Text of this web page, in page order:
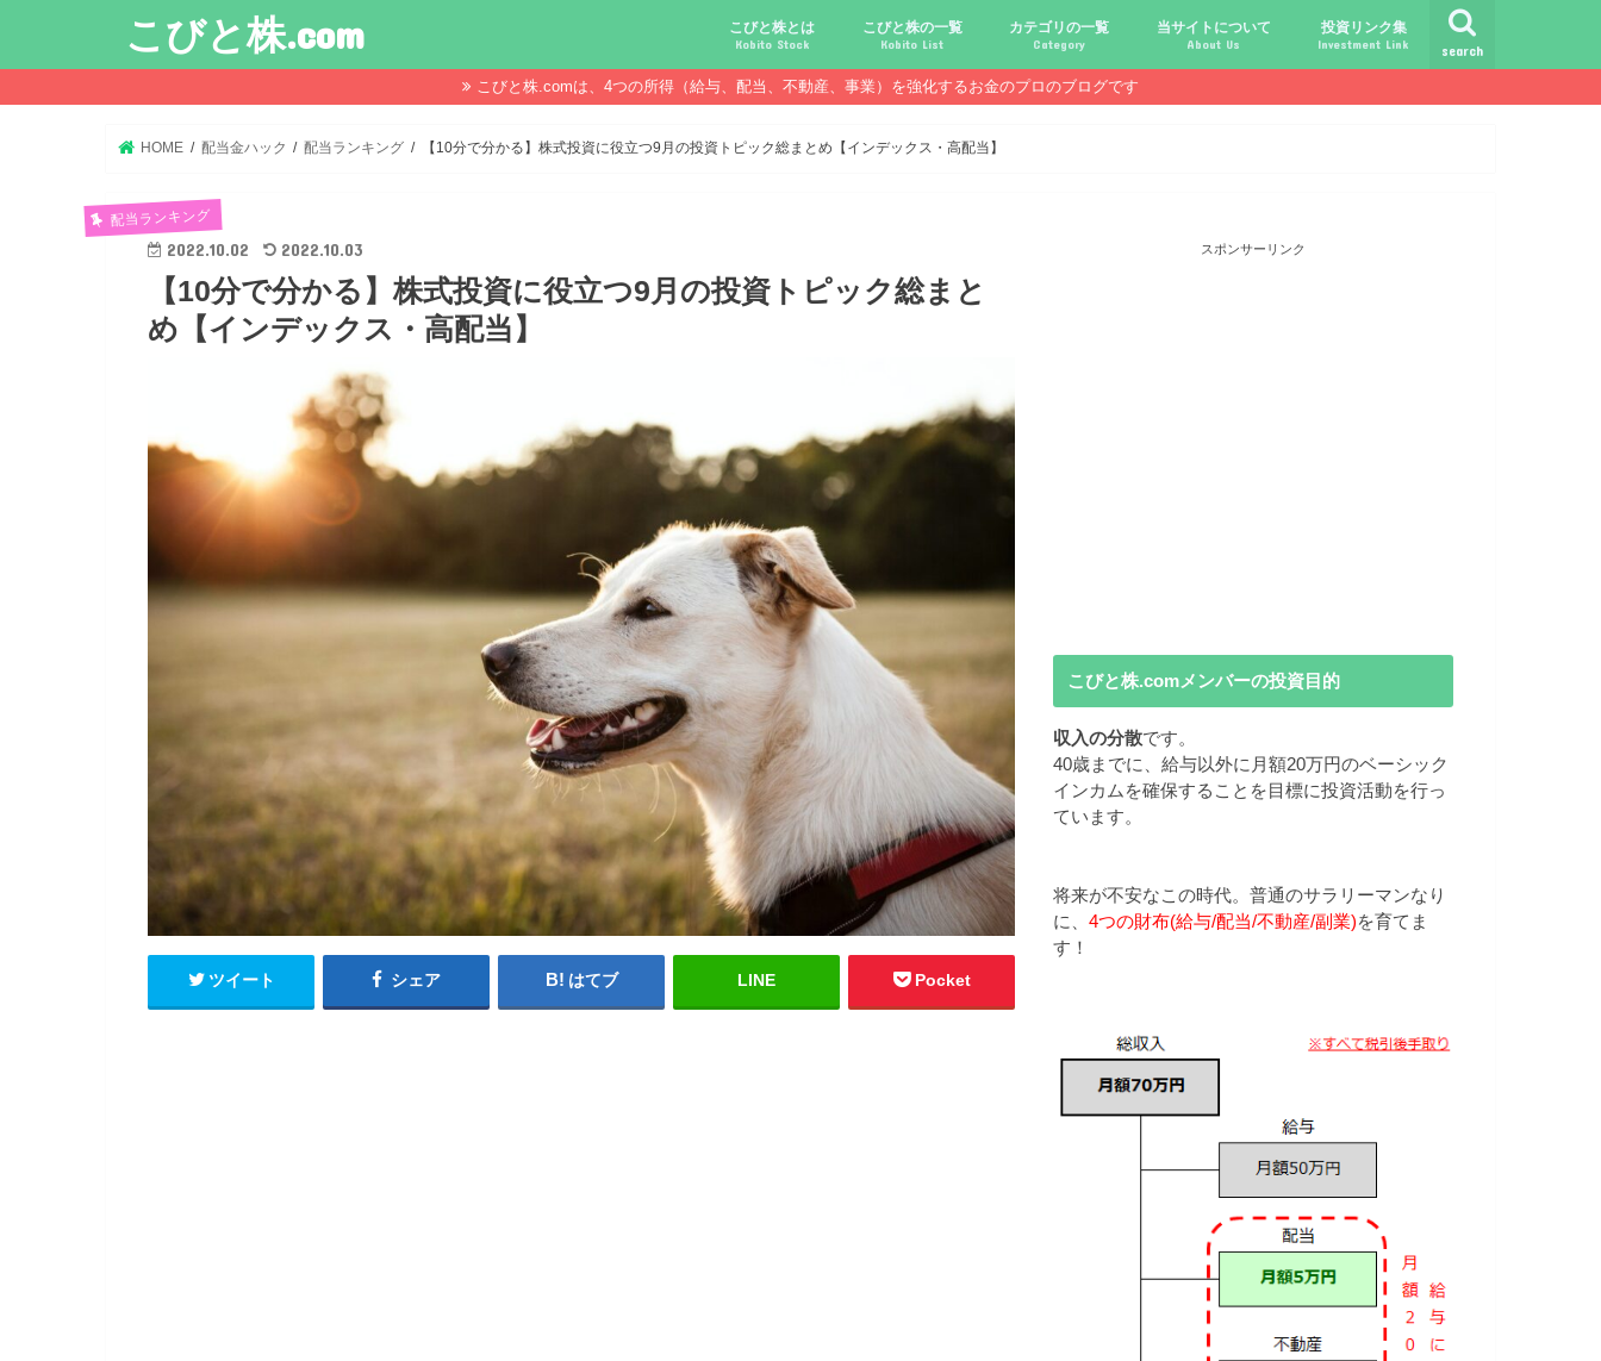
こびと株.com search
こびと株とは
Kobito Stock
こびと株投資を始める前に マジメなだけじゃ報われない時代？
配当金が守る、今-老後-子供達！
配当金があればこんなに遊べる！
債券・投信・中古１Rとの違い
口座開設！こびと探しの旅へ！
必ず知っておきたい専門用語集
こびと株の10条件
こびと株のメリット,デメリット
こびと株の投資10原則
こびと株投資のモデル紹介
こびと株の一覧
Kobito List
こびとNo.2169 CDS
こびとNo.4762 エックスネット
こびとNo.7751 キヤノン
こびとNo.7820 ニホンフラッシュ
こびとNo.7921 宝印刷
こびとNo.9986 蔵王産業
カテゴリの一覧
Category
こびと株.comライフ
給与ハック
副業ハック
配当金ハック
年金ハック
倹約ハック
当サイトについて
About Us
投資リンク集
Investment Link
こびと株.comは、4つの所得（給与、配当、不動産、事業）を強化するお金のプロのブログです
HOME 配当金ハック 配当ランキング 【10分で分かる】株式投資に役立つ9月の投資トピック総まとめ【インデックス・高配当】
配当ランキング
2022.10.02 2022.10.03
【10分で分かる】株式投資に役立つ9月の投資トピック総まと
め【インデックス・高配当】
ツイート シェア はてブ LINE Pocket
スポンサーリンク
こびと株.comメンバーの投資目的
収入の分散です。
40歳までに、給与以外に月額20万円のベーシック
インカムを確保することを目標に投資活動を行っ
ています。
将来が不安なこの時代。普通のサラリーマンなり
に、 4つの財布(給与/配当/不動産/副業)を育てま
す！